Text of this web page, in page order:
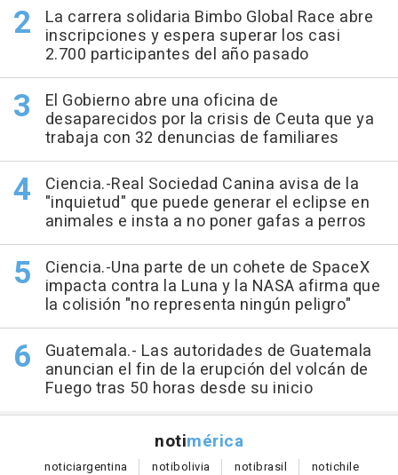
La carrera solidaria Bimbo Global Race abre
inscripciones y espera superar los casi
2.700 participantes del año pasado
El Gobierno abre una oficina de
desaparecidos por la crisis de Ceuta que ya
trabaja con 32 denuncias de familiares
Ciencia.-Real Sociedad Canina avisa de la
"inquietud" que puede generar el eclipse en
animales e insta a no poner gafas a perros
Ciencia.-Una parte de un cohete de SpaceX
impacta contra la Luna y la NASA afirma que
la colisión "no representa ningún peligro"
Guatemala.- Las autoridades de Guatemala
anuncian el fin de la erupción del volcán de
Fuego tras 50 horas desde su inicio
notimérica
noticiargentina notibolivia notibrasil notichile